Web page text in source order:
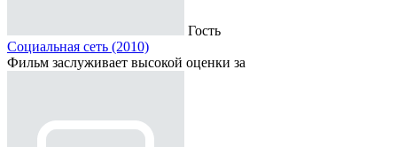
Гость
Социальная сеть (2010)
Фильм заслуживает высокой оценки за